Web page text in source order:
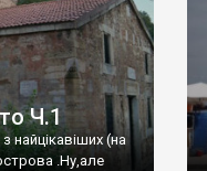
Ч.1
найцікавіших (на
.Ну,але